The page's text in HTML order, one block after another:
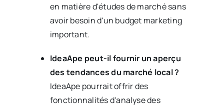
en matière d'études de marché sans
avoir besoin d'un budget marketing
important.
IdeaApe peut-il fournir un aperçu
des tendances du marché local ?
IdeaApe pourrait offrir des
fonctionnalités d'analyse des